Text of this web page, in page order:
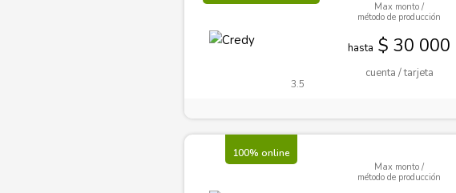
3.5
Max monto /
método de producción
hasta $ 30 000
cuenta / tarjeta
100% online
Max monto /
método de producción